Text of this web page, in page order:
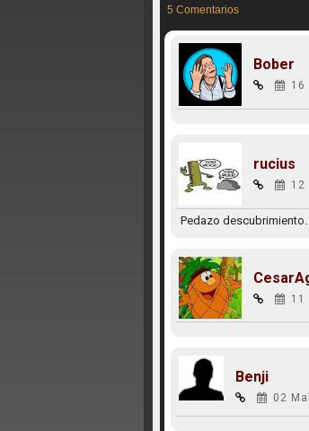
5 Comentarios
Bober
16
rucius
12
Pedazo
11
Benji
02